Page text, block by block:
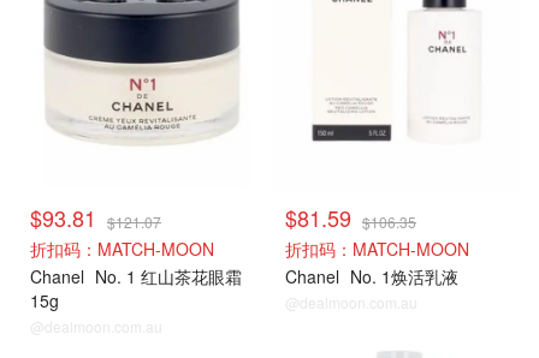
$93.81 $121.07
折扣码：MATCH-MOON
Chanel No. 1 红山茶花眼霜
15g
@dealmoon.com.au
$81.59 $106.35
折扣码：MATCH-MOON
Chanel No. 1焕活乳液
@dealmoon.com.au